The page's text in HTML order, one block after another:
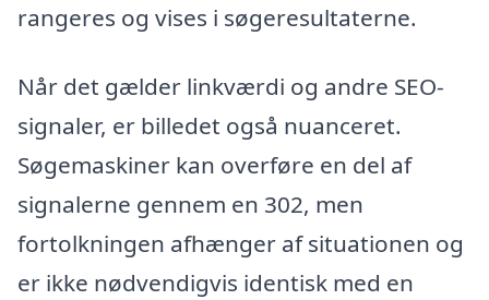
rangeres og vises i søgeresultaterne.
Når det gælder linkværdi og andre SEO-
signaler, er billedet også nuanceret.
Søgemaskiner kan overføre en del af
signalerne gennem en 302, men
fortolkningen afhænger af situationen og
er ikke nødvendigvis identisk med en